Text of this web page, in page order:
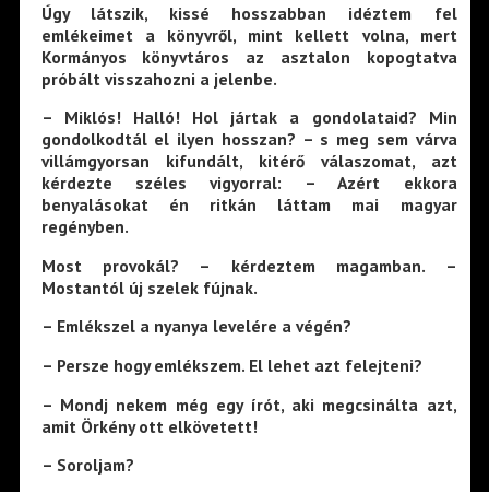
Úgy látszik, kissé hosszabban idéztem fel
emlékeimet a könyvről, mint kellett volna, mert
Kormányos könyvtáros az asztalon kopogtatva
próbált visszahozni a jelenbe.
– Miklós! Halló! Hol jártak a gondolataid? Min
gondolkodtál el ilyen hosszan? – s meg sem várva
villámgyorsan kifundált, kitérő válaszomat, azt
kérdezte széles vigyorral: – Azért ekkora
benyalásokat én ritkán láttam mai magyar
regényben.
Most provokál? – kérdeztem magamban. –
Mostantól új szelek fújnak.
– Emlékszel a nyanya levelére a végén?
– Persze hogy emlékszem. El lehet azt felejteni?
– Mondj nekem még egy írót, aki megcsinálta azt,
amit Örkény ott elkövetett!
– Soroljam?